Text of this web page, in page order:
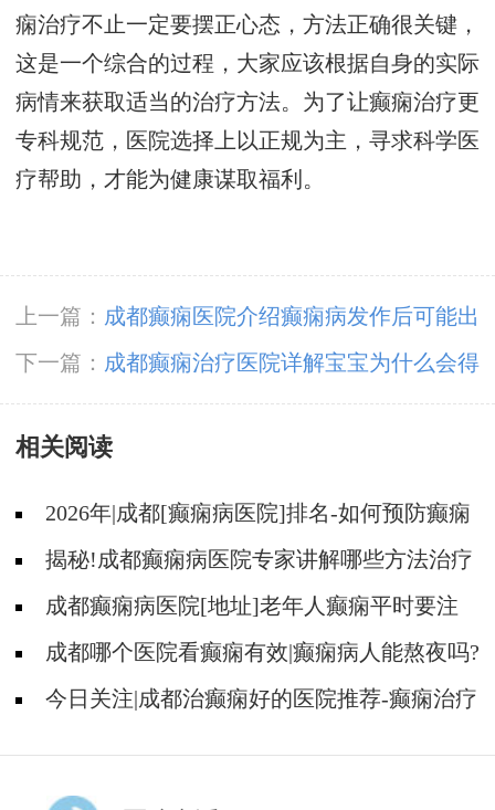
痫治疗不止一定要摆正心态，方法正确很关键，
这是一个综合的过程，大家应该根据自身的实际
病情来获取适当的治疗方法。为了让癫痫治疗更
专科规范，医院选择上以正规为主，寻求科学医
疗帮助，才能为健康谋取福利。
上一篇： 成都癫痫医院介绍癫痫病发作后可能出
现哪些并发症?
下一篇： 成都癫痫治疗医院详解宝宝为什么会得
癫痫?
相关阅读
2026年|成都[癫痫病医院]排名-如何预防癫痫
治疗走入误区?
揭秘!成都癫痫病医院专家讲解哪些方法治疗
癫痫好?
成都癫痫病医院[地址]老年人癫痫平时要注
意什么?
成都哪个医院看癫痫有效|癫痫病人能熬夜吗?
今日关注|成都治癫痫好的医院推荐-癫痫治疗